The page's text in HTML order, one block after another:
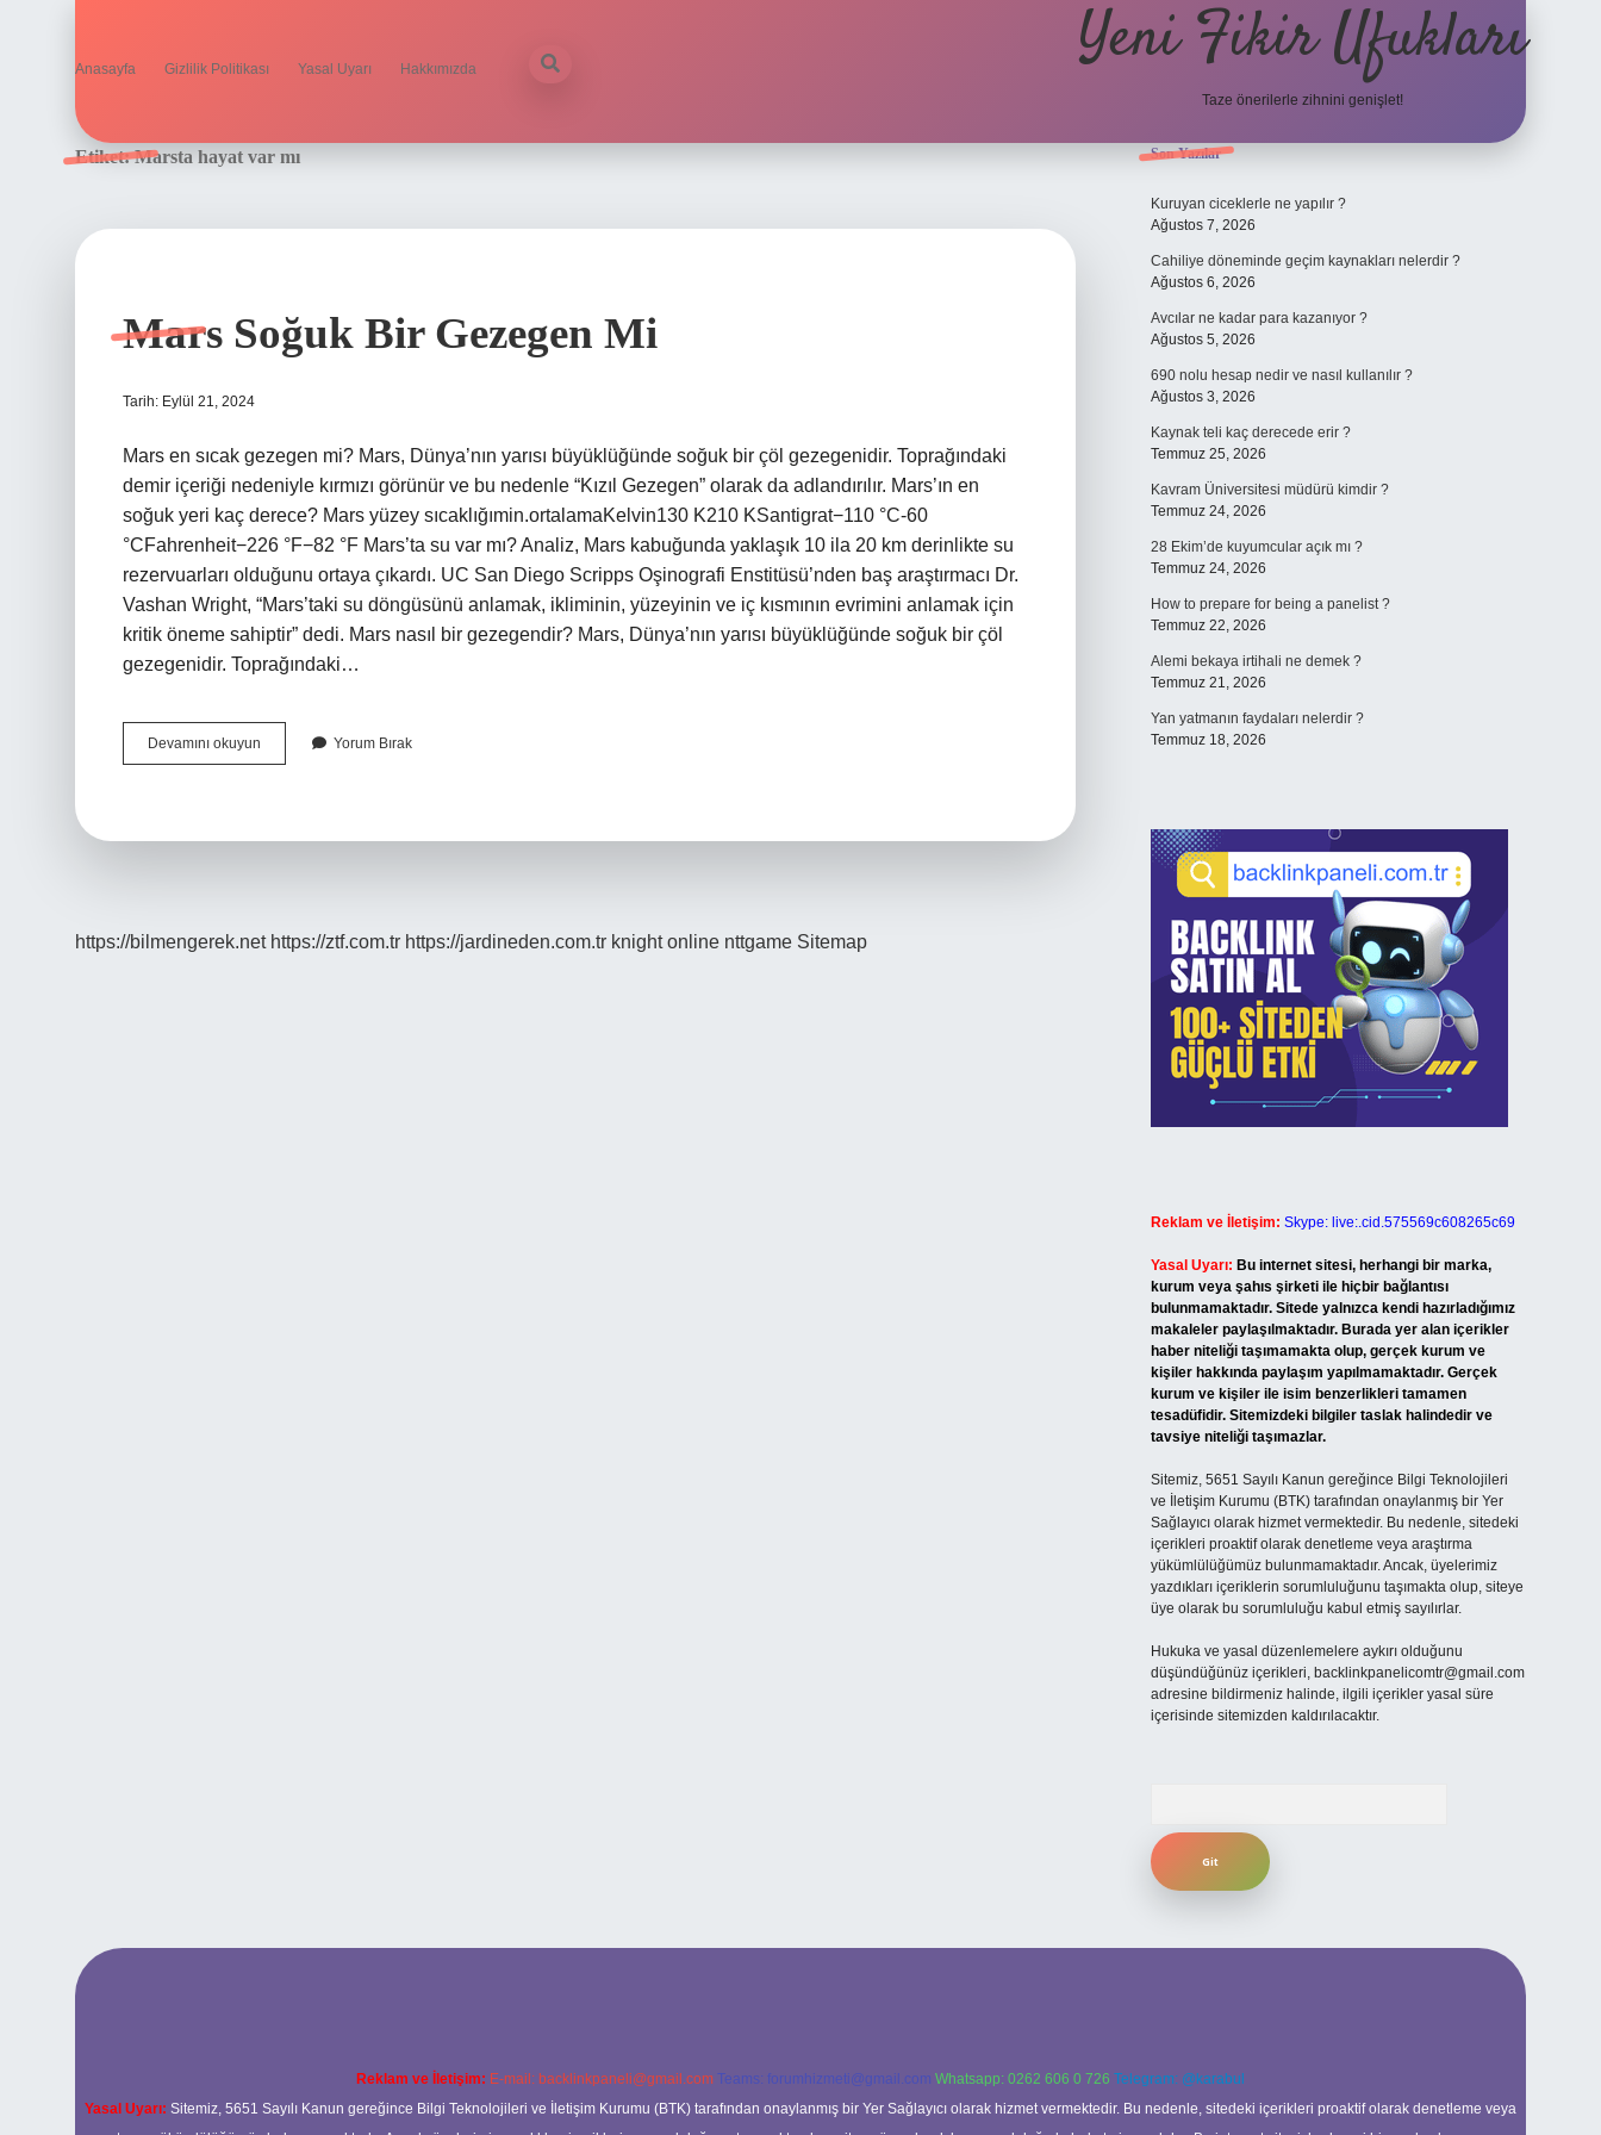
Anasayfa Gizlilik Politikası Yasal Uyarı Hakkımızda Yeni Fikir Ufukları
Taze önerilerle zihnini genişlet!
Etiket:Marsta hayat var mı
Mars Soğuk Bir Gezegen Mi
Tarih: Eylül 21, 2024
Mars en sıcak gezegen mi? Mars, Dünya’nın yarısı büyüklüğünde soğuk bir çöl gezegenidir. Toprağındaki
demir içeriği nedeniyle kırmızı görünür ve bu nedenle “Kızıl Gezegen” olarak da adlandırılır. Mars’ın en
soğuk yeri kaç derece? Mars yüzey sıcaklığımin.ortalamaKelvin130 K210 KSantigrat−110 °C-60
°CFahrenheit−226 °F−82 °F Mars’ta su var mı? Analiz, Mars kabuğunda yaklaşık 10 ila 20 km derinlikte su
rezervuarları olduğunu ortaya çıkardı. UC San Diego Scripps Oşinografi Enstitüsü’nden baş araştırmacı Dr.
Vashan Wright, “Mars’taki su döngüsünü anlamak, ikliminin, yüzeyinin ve iç kısmının evrimini anlamak için
kritik öneme sahiptir” dedi. Mars nasıl bir gezegendir? Mars, Dünya’nın yarısı büyüklüğünde soğuk bir çöl
gezegenidir. Toprağındaki…
Devamını okuyun
Soğuk
Yorum Bırak
https://bilmengerek.net https://ztf.com.tr https://jardineden.com.tr knight online nttgame Sitemap
Sidebar
Son Yazılar
Kuruyan ciceklerle ne yapılır ?
Ağustos 7, 2026
Cahiliye döneminde geçim kaynakları nelerdir ?
Ağustos 6, 2026
Avcılar ne kadar para kazanıyor ?
Ağustos 5, 2026
690 nolu hesap nedir ve nasıl kullanılır ?
Ağustos 3, 2026
Kaynak teli kaç derecede erir ?
Temmuz 25, 2026
Kavram Üniversitesi müdürü kimdir ?
Temmuz 24, 2026
28 Ekim’de kuyumcular açık mı ?
Temmuz 24, 2026
How to prepare for being a panelist ?
Temmuz 22, 2026
Alemi bekaya irtihali ne demek ?
Temmuz 21, 2026
Yan yatmanın faydaları nelerdir ?
Temmuz 18, 2026
Reklam ve İletişim: Skype: live:.cid.575569c608265c69
Yasal Uyarı: Bu internet sitesi, herhangi bir marka,
kurum veya şahıs şirketi ile hiçbir bağlantısı
bulunmamaktadır. Sitede yalnızca kendi hazırladığımız
makaleler paylaşılmaktadır. Burada yer alan içerikler
haber niteliği taşımamakta olup, gerçek kurum ve
kişiler hakkında paylaşım yapılmamaktadır. Gerçek
kurum ve kişiler ile isim benzerlikleri tamamen
tesadüfidir. Sitemizdeki bilgiler taslak halindedir ve
tavsiye niteliği taşımazlar.
Sitemiz, 5651 Sayılı Kanun gereğince Bilgi Teknolojileri
ve İletişim Kurumu (BTK) tarafından onaylanmış bir Yer
Sağlayıcı olarak hizmet vermektedir. Bu nedenle, sitedeki
içerikleri proaktif olarak denetleme veya araştırma
yükümlülüğümüz bulunmamaktadır. Ancak, üyelerimiz
yazdıkları içeriklerin sorumluluğunu taşımakta olup, siteye
üye olarak bu sorumluluğu kabul etmiş sayılırlar.
Hukuka ve yasal düzenlemelere aykırı olduğunu
düşündüğünüz içerikleri, backlinkpanelicomtr@gmail.com
adresine bildirmeniz halinde, ilgili içerikler yasal süre
içerisinde sitemizden kaldırılacaktır.
Reklam ve İletişim: E-mail: backlinkpaneli@gmail.com Teams: forumhizmeti@gmail.com Whatsapp: 0262 606 0 726 Telegram: @karabul
Yasal Uyarı: Sitemiz, 5651 Sayılı Kanun gereğince Bilgi Teknolojileri ve İletişim Kurumu (BTK) tarafından onaylanmış bir Yer Sağlayıcı olarak hizmet vermektedir. Bu nedenle, sitedeki içerikleri proaktif olarak denetleme veya